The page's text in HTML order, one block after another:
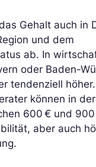
Gehalt auch in
und dem
ab. In
oder Baden-
tendenziell höher.
können in
600 € und
aber auch